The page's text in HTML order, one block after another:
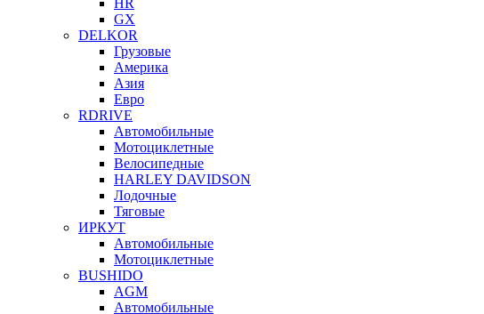
HR
GX
DELKOR
Грузовые
Америка
Азия
Евро
RDRIVE
Автомобильные
Мотоциклетные
Велосипедные
HARLEY DAVIDSON
Лодочные
Тяговые
ИРКУТ
Автомобильные
Мотоциклетные
BUSHIDO
AGM
Автомобильные